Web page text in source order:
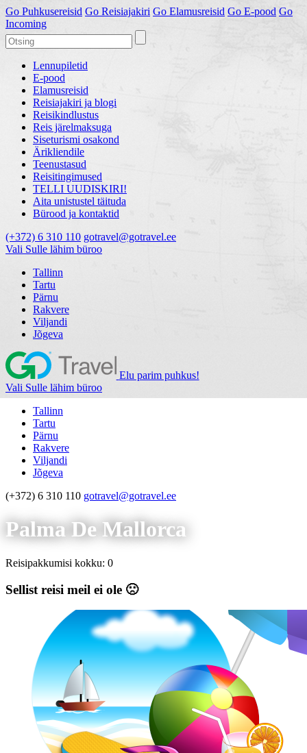
Go Puhkusereisid Go Reisiajakiri Go Elamusreisid Go E-pood Go
Incoming
Lennupiletid
E-pood
Elamusreisid
Reisiajakiri ja blogi
Reisikindlustus
Reis järelmaksuga
Siseturismi osakond
Ärikliendile
Teenustasud
Reisitingimused
TELLI UUDISKIRI!
Aita unistustel täituda
Bürood ja kontaktid
(+372) 6 310 110 gotravel@gotravel.ee
Vali Sulle lähim büroo
Tallinn
Tartu
Pärnu
Rakvere
Viljandi
Jõgeva
Elu parim puhkus!
Vali Sulle lähim büroo
Tallinn
Tartu
Pärnu
Rakvere
Viljandi
Jõgeva
(+372) 6 310 110 gotravel@gotravel.ee
Palma De Mallorca
Reisipakkumisi kokku: 0
Sellist reisi meil ei ole 🙁